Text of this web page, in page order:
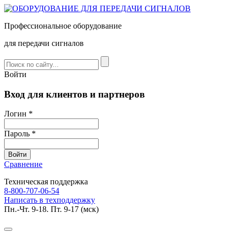
Профессиональное оборудование
для передачи сигналов
Войти
Вход для клиентов и партнеров
Логин *
Пароль *
Сравнение
Техническая поддержка
8-800-707-06-54
Написать в техподдержку
Пн.-Чт. 9-18. Пт. 9-17 (мск)